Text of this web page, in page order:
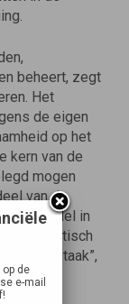
beheert, zegt
Het
de eigen
op het
kern van de
mogen
van de
of handel in
democratisch
op de
e-mail